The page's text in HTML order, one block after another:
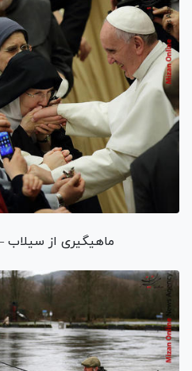
ماهیگیری از سیلاب